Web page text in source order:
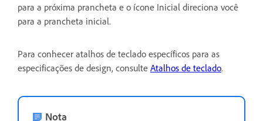
para a próxima prancheta e o ícone Inicial direciona você
para a prancheta inicial.
Para conhecer atalhos de teclado específicos para as
especificações de design, consulte Atalhos de teclado.
Nota